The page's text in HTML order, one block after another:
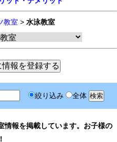
教室 > 水泳教室
絞り込み 全体
情報を掲載しています。お子様の